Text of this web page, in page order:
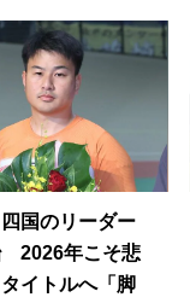
四国のリーダー
2026年こそ悲
イトルへ「脚